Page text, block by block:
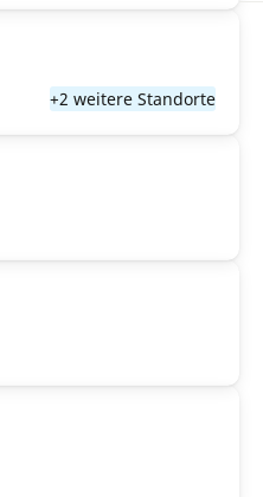
+2 weitere Standorte